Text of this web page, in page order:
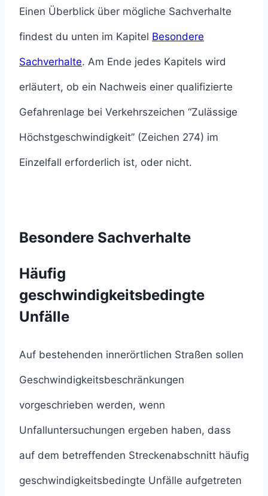
Einen Überblick über mögliche Sachverhalte
findest du unten im Kapitel Besondere
Sachverhalte. Am Ende jedes Kapitels wird
erläutert, ob ein Nachweis einer qualifizierte
Gefahrenlage bei Verkehrszeichen “Zulässige
Höchstgeschwindigkeit” (Zeichen 274) im
Einzelfall erforderlich ist, oder nicht.
Besondere Sachverhalte
Häufig
geschwindigkeitsbedingte
Unfälle
Auf bestehenden innerörtlichen Straßen sollen
Geschwindigkeitsbeschränkungen
vorgeschrieben werden, wenn
Unfalluntersuchungen ergeben haben, dass
auf dem betreffenden Streckenabschnitt häufig
geschwindigkeitsbedingte Unfälle aufgetreten